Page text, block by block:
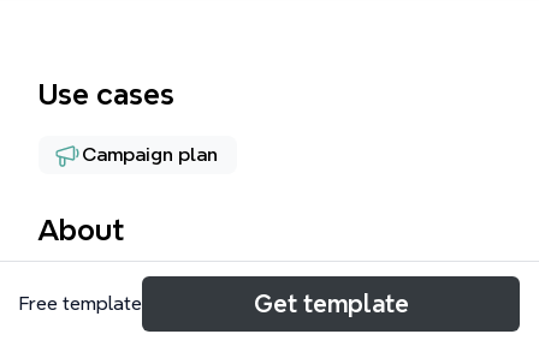
Use cases
Campaign plan
About
Этот курс-шаблон для Xmind содержит 7 уроков
по созданию информационных кампаний (ИК) для
Free template Get template